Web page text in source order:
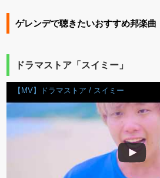
ゲレンデで聴きたいおすすめ邦楽曲
ドラマストア「スイミー」
【MV】ドラマストア / スイミー